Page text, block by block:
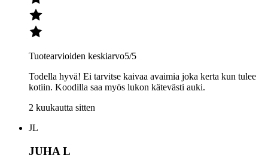
Tuotearvioiden keskiarvo5/5
Todella hyvä! Ei tarvitse kaivaa avaimia joka kerta kun tulee
kotiin. Koodilla saa myös lukon kätevästi auki.
2 kuukautta sitten
JL
JUHA L